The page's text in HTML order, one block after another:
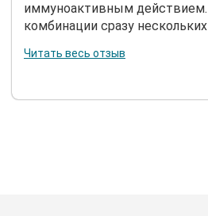
иммуноактивным действием.
комбинации сразу
Читать весь отзыв